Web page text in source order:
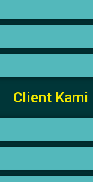
Client Kami